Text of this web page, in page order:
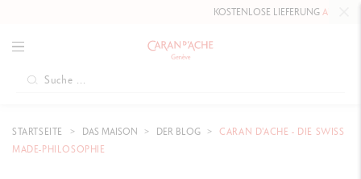
KOSTENLOSE LIEFERUNGAB 80 CHF.
STARTSEITE DAS MAISON DER BLOG
CARAN D'ACHE - DIE SWISS
MADE-PHILOSOPHIE